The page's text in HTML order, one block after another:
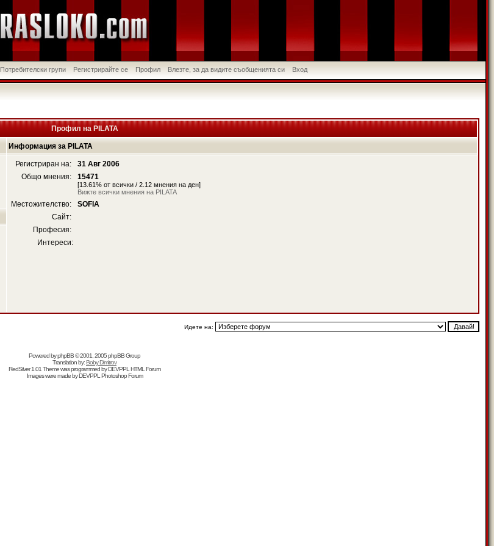
Потребителски групи Регистрирайте се Профил Влезте, за да видите съобщенията си Вход
Профил на PILATA
Информация за PILATA
Регистриран на:
31 Авг 2006
Общо мнения:
15471
[13.61% от всички / 2.12 мнения на ден]
Вижте всички мнения на PILATA
Местожителство:
SOFIA
Сайт:
Професия:
Интереси:
Идете на:
Powered byphpBB© 2001, 2005 phpBB Group
Translation by:Boby Dimitrov
RedSilver 1.01 Theme was programmed byDEVPPL HTML Forum
Images were made byDEVPPL Photoshop Forum